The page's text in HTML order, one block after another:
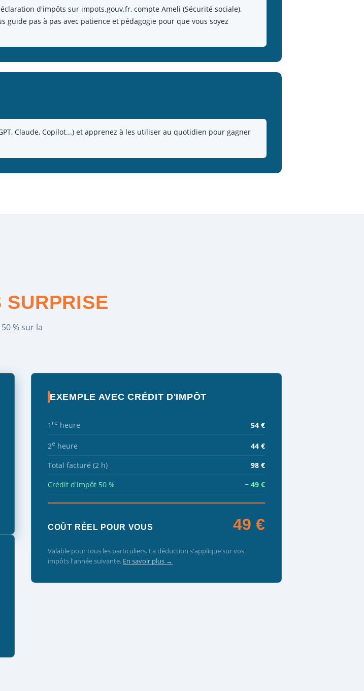
d'impôts sur impots.gouv.fr, compte Ameli (Sécurité sociale),
guide pas à pas avec patience et pédagogie pour que vous soyez
Claude, Copilot...) et apprenez à les utiliser au quotidien pour gagner
SURPRISE
% sur la
EXEMPLE AVEC CRÉDIT D'IMPÔT
1 re heure 54 €
2e heure
44 €
Total facturé (2 h)
98 €
Crédit d'impôt 50 %
− 49 €
COÛT RÉEL POUR VOUS 49 €
Valable pour tous les particuliers. La déduction s'applique sur vos
impôts l'année suivante. En savoir plus →